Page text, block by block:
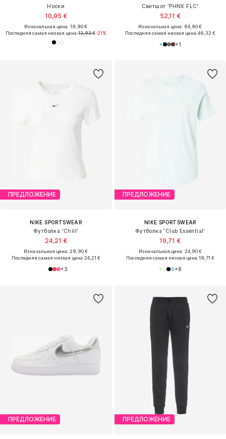
Носки
10,95 €
Изначальная цена: 19,90 €
Последняя самая низкая цена:13,93 €-21%
Свитшот 'PHNX FLC'
52,11 €
Изначальная цена: 64,90 €
Последняя самая низкая цена:46,32 €
+1
ПРЕДЛОЖЕНИЕ
NIKE SPORTSWEAR
Футболка 'Chill'
24,21 €
Изначальная цена: 29,90 €
Последняя самая низкая цена:24,21 €
+3
ПРЕДЛОЖЕНИЕ
NIKE SPORTSWEAR
Футболка 'Club Essential'
19,71 €
Изначальная цена: 24,90 €
Последняя самая низкая цена:19,71 €
+8
ПРЕДЛОЖЕНИЕ ПРЕДЛОЖЕНИЕ